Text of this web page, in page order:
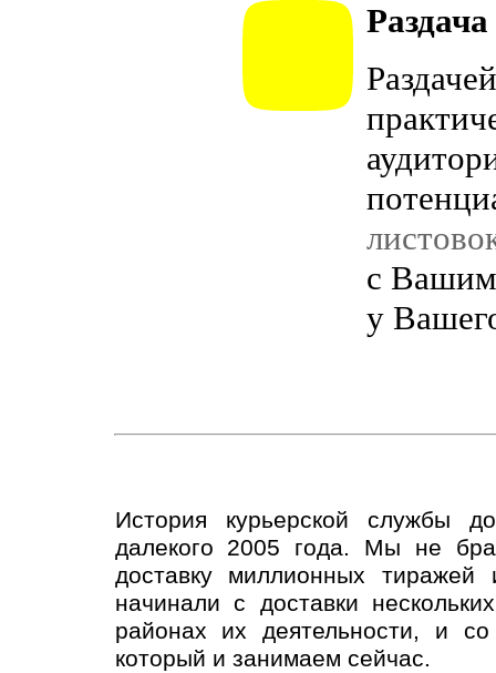
с Вашим
у
История курьерской службы
далекого 2005 года. Мы не
доставку миллионных
начинали с доставки
районах их деятельности, и
который и занимаем сейчас.